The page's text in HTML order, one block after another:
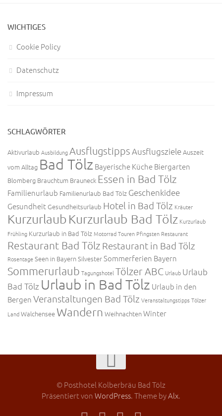
WICHTIGES
Cookie Policy
Datenschutz
Impressum
SCHLAGWÖRTER
Aktivurlaub AusbildungAusflugstippsAusflugszieleAuszeit
vom Alltag Bad Tölz Bayerische KücheBiergarten
Blomberg Brauchtum Brauneck Essen in Bad Tölz
Familienurlaub Familienurlaub Bad Tölz Geschenkidee
Gesundheit Gesundheitsurlaub Hotel in Bad Tölz Kräuter
Kurzurlaub Kurzurlaub Bad Tölz Kurzurlaub
Frühling Kurzurlaub in Bad Tölz Motorrad Touren Pfingsten Restaurant
Restaurant Bad Tölz Restaurant in Bad Tölz
RosentageSeen in BayernSilvesterSommerferien Bayern
Sommerurlaub Tagungshotel Tölzer ABC Urlaub Urlaub
Bad Tölz Urlaub in Bad Tölz Urlaub in den
BergenVeranstaltungen Bad Tölz Veranstaltungstipps Tölzer
LandWalchensee Wandern WeihnachtenWinter
© Posthotel Kolberbräu Bad Tölz
Präsentiert vonWordPress. Theme byAlx.